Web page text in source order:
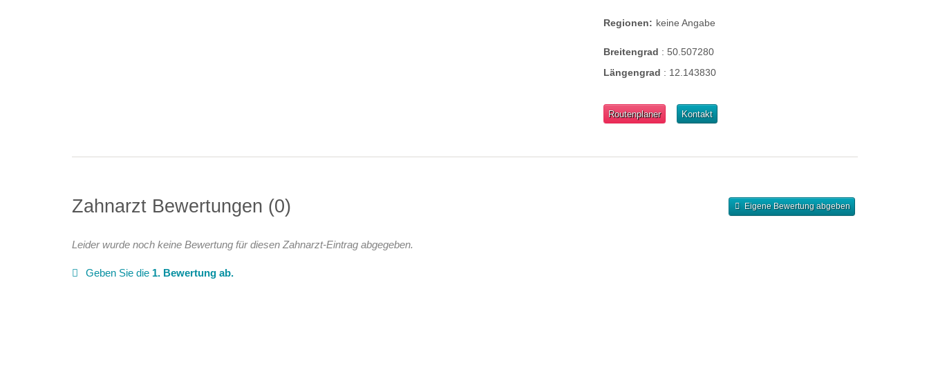
Regionen: keine Angabe
Breitengrad :50.507280
Längengrad : 12.143830
Routenplaner Kontakt
Zahnarzt Bewertungen 0 Eigene Bewertung abgeben
Leider wurde noch keine Bewertung für diesen Zahnarzt-Eintrag abgegeben.
Geben Sie die 1. Bewertung ab.